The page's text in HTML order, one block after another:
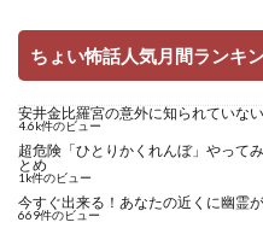
ちょい怖話人気月間ランキ
安井金比羅宮の意外に知られていな
4.6k件のビュー
超危険「ひとりかくれんぼ」やって
とめ
1k件のビュー
今すぐ出来る！あなたの近くに幽霊
669件のビュー